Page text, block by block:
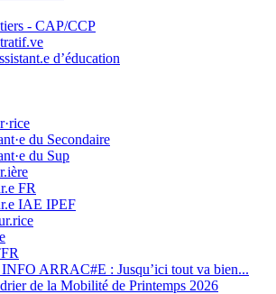
- CAP/CCP
d’éducation
du Secondaire
du Sup
FR
IAE IPEF
ARRAC#E : Jusqu’ici tout va bien...
de la Mobilité de Printemps 2026